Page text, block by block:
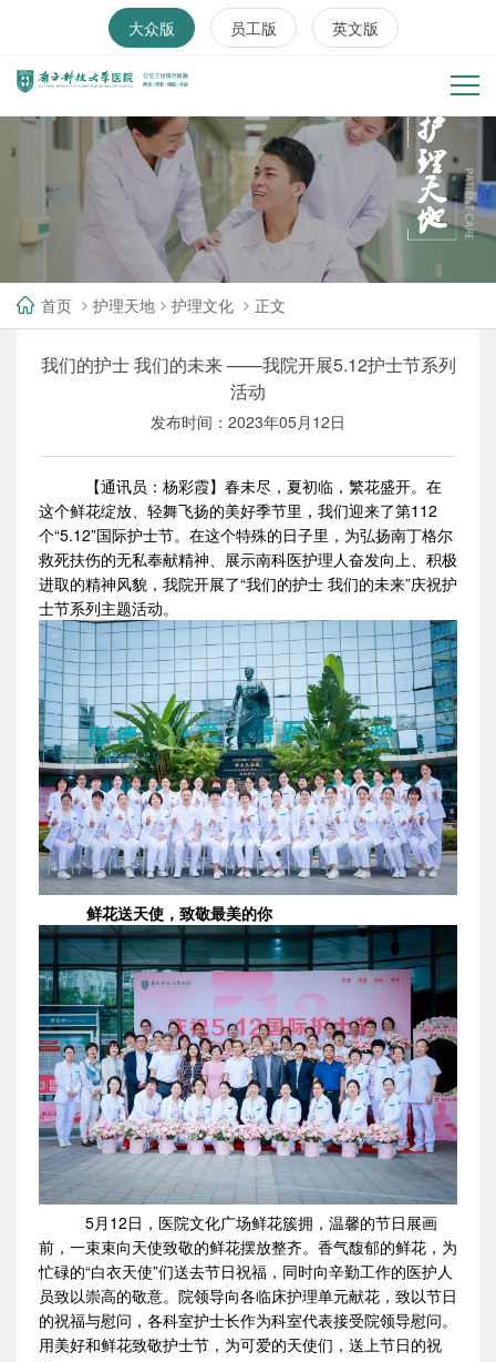
大众版 员工版 英文版
首页 护理天地 护理文化 正文
我们的护士 我们的未来 ——我院开展5.12护士节系列
活动
发布时间：2023年05月12日
【通讯员：杨彩霞】春未尽，夏初临，繁花盛开。在
这个鲜花绽放、轻舞飞扬的美好季节里，我们迎来了第112
个“5.12”国际护士节。在这个特殊的日子里，为弘扬南丁格尔
救死扶伤的无私奉献精神、展示南科医护理人奋发向上、积极
进取的精神风貌，我院开展了“我们的护士 我们的未来”庆祝护
士节系列主题活动。
鲜花送天使，致敬最美的你
5月12日，医院文化广场鲜花簇拥，温馨的节日展画
前，一束束向天使致敬的鲜花摆放整齐。香气馥郁的鲜花，为
忙碌的“白衣天使”们送去节日祝福，同时向辛勤工作的医护人
员致以崇高的敬意。院领导向各临床护理单元献花，致以节日
的祝福与慰问，各科室护士长作为科室代表接受院领导慰问。
用美好和鲜花致敬护士节，为可爱的天使们，送上节日的祝